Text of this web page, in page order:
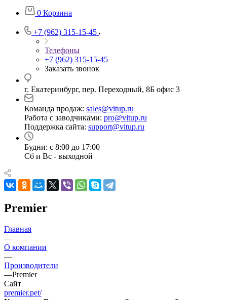
0 Корзина
+7 (962) 315-15-45
Телефоны
+7 (962) 315-15-45
Заказать звонок
г. Екатеринбург, пер. Переходный, 8Б офис 3
Команда продаж: sales@vitup.ru
Работа с заводчиками: pro@vitup.ru
Поддержка сайта: support@vitup.ru
Будни: с 8:00 до 17:00
Сб и Вс - выходной
Premier
Главная
—
О компании
—
Производители
—Premier
Сайт
premier.pet/